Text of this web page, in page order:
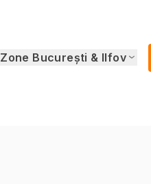
Zone București & Ilfov